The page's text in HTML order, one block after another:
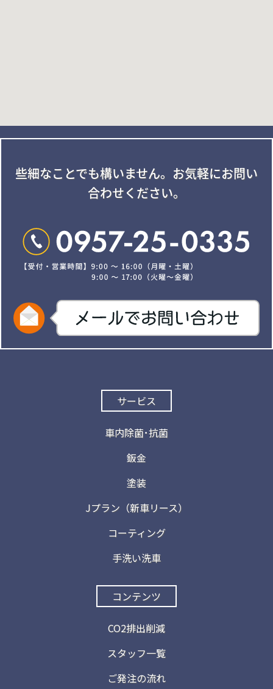
些細なことでも構いません。 お気軽にお問い
合わせください。
サービス
車内除菌･抗菌
鈑金
塗装
Jプラン（新車リース）
コーティング
手洗い洗車
コンテンツ
CO2排出削減
スタッフ一覧
ご発注の流れ